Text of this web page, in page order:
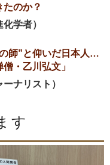
たのか？
学者）
師”と仰いだ日本人…
・乙川弘文」
ナリスト）
す